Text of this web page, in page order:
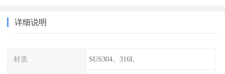
详细说明
材质 SUS304、316L